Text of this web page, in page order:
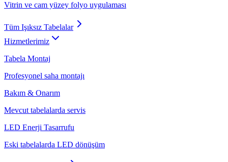
Vitrin ve cam yüzey folyo uygulaması
Tüm Işıksız Tabelalar
Hizmetlerimiz
Tabela Montaj
Profesyonel saha montajı
Bakım & Onarım
Mevcut tabelalarda servis
LED Enerji Tasarrufu
Eski tabelalarda LED dönüşüm